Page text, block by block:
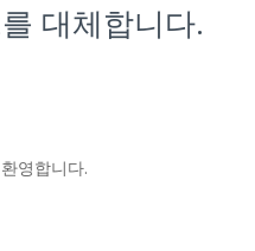
대체합니다.
영합니다.